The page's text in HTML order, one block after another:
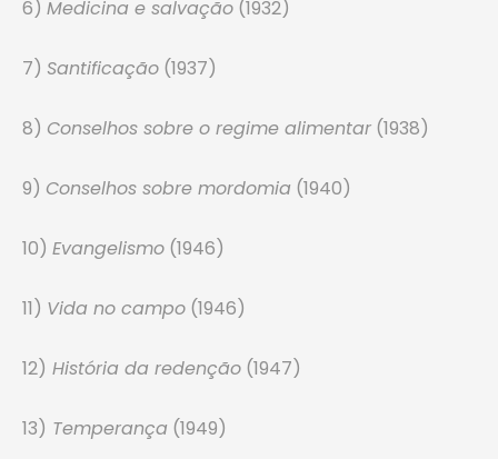
6) Medicina e salvação (1932)
7) Santificação (1937)
8) Conselhos sobre o regime alimentar (1938)
9) Conselhos sobre mordomia (1940)
10) Evangelismo (1946)
11) Vida no campo (1946)
12) História da redenção (1947)
13) Temperança (1949)